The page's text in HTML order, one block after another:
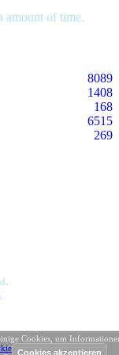
Cookies, um
amount of time.
8089
1408
168
6515
269
.